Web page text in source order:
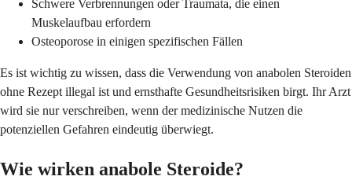
Schwere Verbrennungen oder Traumata, die einen
Muskelaufbau erfordern
Osteoporose in einigen spezifischen Fällen
Es ist wichtig zu wissen, dass die Verwendung von anabolen Steroiden
ohne Rezept illegal ist und ernsthafte Gesundheitsrisiken birgt. Ihr Arzt
wird sie nur verschreiben, wenn der medizinische Nutzen die
potenziellen Gefahren eindeutig überwiegt.
Wie wirken anabole Steroide?